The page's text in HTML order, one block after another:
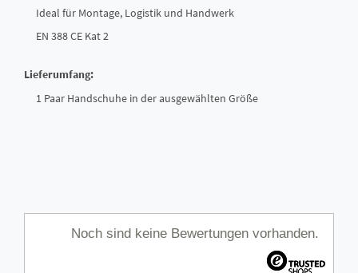
Ideal für Montage, Logistik und Handwerk
EN 388 CE Kat 2
Lieferumfang:
1 Paar Handschuhe in der ausgewählten Größe
Noch sind keine Bewertungen vorhanden.